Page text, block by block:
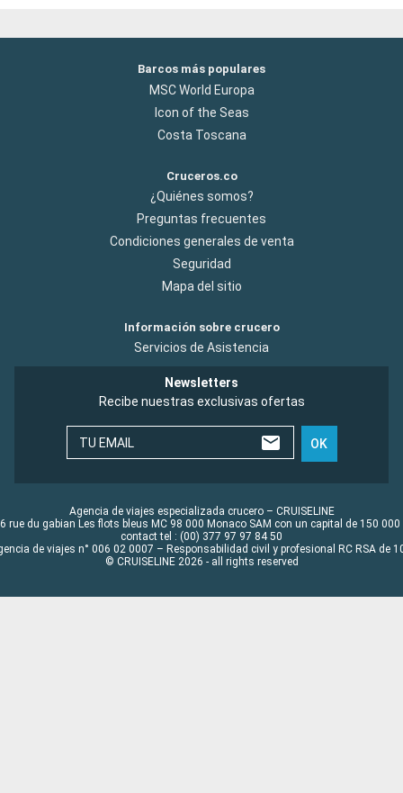
Barcos más populares
MSC World Europa
Icon of the Seas
Costa Toscana
Cruceros.co
¿Quiénes somos?
Preguntas frecuentes
Condiciones generales de venta
Seguridad
Mapa del sitio
Información sobre crucero
Servicios de Asistencia
Newsletters
Recibe nuestras exclusivas ofertas
TU EMAIL OK
Agencia de viajes especializada crucero – CRUISELINE
rue du gabian Les flots bleus MC 98 000 Monaco SAM con un capital de 150 000
contact tel : (00) 377 97 97 84 50
de viajes n° 006 02 0007 – Responsabilidad civil y profesional RC RSA de
© CRUISELINE 2026 - all rights reserved